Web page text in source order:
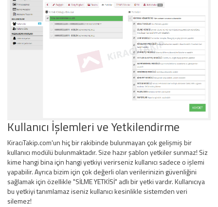
Kullanıcı İşlemleri ve Yetkilendirme
KiracıTakip.com'un hiç bir rakibinde bulunmayan çok gelişmiş bir
kullanıcı modülü bulunmaktadır. Size hazır şablon yetkiler sunmaz! Siz
kime hangi bina için hangi yetkiyi verirseniz kullanıcı sadece o işlemi
yapabilir. Ayrıca bizim için çok değerli olan verilerinizin güvenliğini
sağlamak için özellikle "SİLME YETKİSİ" adlı bir yetki vardır. Kullanıcıya
bu yetkiyi tanımlamaz iseniz kullanıcı kesinlikle sistemden veri
silemez!